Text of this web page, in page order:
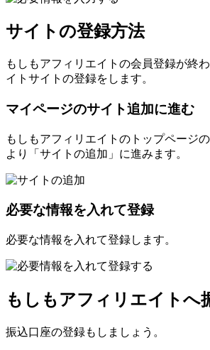
サイトの登録方法
もしもアフィリエイトの会員登録が終
イトサイトの登録をします。
マイページのサイト追加に進む
もしもアフィリエイトのトップページ
より「サイトの追加」に進みます。
必要な情報を入れて登録
必要な情報を入れて登録します。
もしもアフィリエイトへ
振込口座の登録もしましょう。